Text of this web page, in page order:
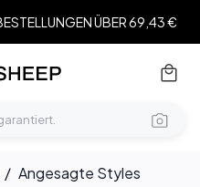
ÜBER 69,43 €
/ Angesagte Styles